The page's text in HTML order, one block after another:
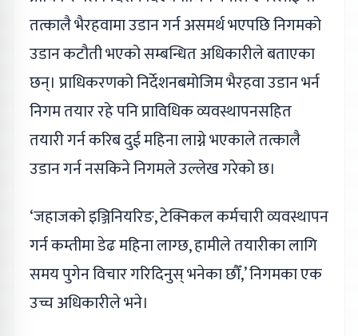
तत्कालै भैरहवामा उडान गर्न असमर्थ भएपछि निगमको
उडान कटौती भएको सम्बन्धित अधिकारीले बताएका
छन्। प्राधिकरणको निर्देशनबमोजिम भैरहवा उडान भर्न
निगम तयार रहे पनि प्राविधिक व्यवस्थापनसहित
तयारी गर्न करिब दुई महिना लाग्ने भएकाले तत्कालै
उडान गर्न नसकिने निगमले उल्लेख गरेको छ।
‘जहाजको इञ्जिनियरिङ, टेक्निकल कर्मचारी व्यवस्थापन
गर्न कम्तीमा डेढ महिना लाग्छ, हामीले तयारीका लागि
समय पुगेन विचार गरिदिनुस् भनेका छौँ,’ निगमका एक
उच्च अधिकारीले भने।